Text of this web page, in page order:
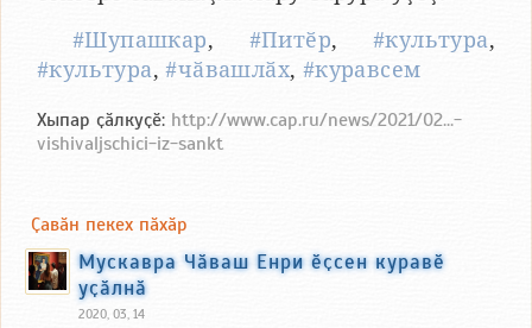
#Шупашкар, #Питӗр, #культура,
#культура,#чӑвашлӑх, #куравсем
Хыпар ҫӑлкуҫӗ: http://www.cap.ru/news/2021/02...-
vishivaljschici-iz-sankt
Ҫавӑн пекех пӑхӑр
Мускавра Чӑваш Енри ӗҫсен куравӗ
уҫӑлнӑ
2020, 03, 14